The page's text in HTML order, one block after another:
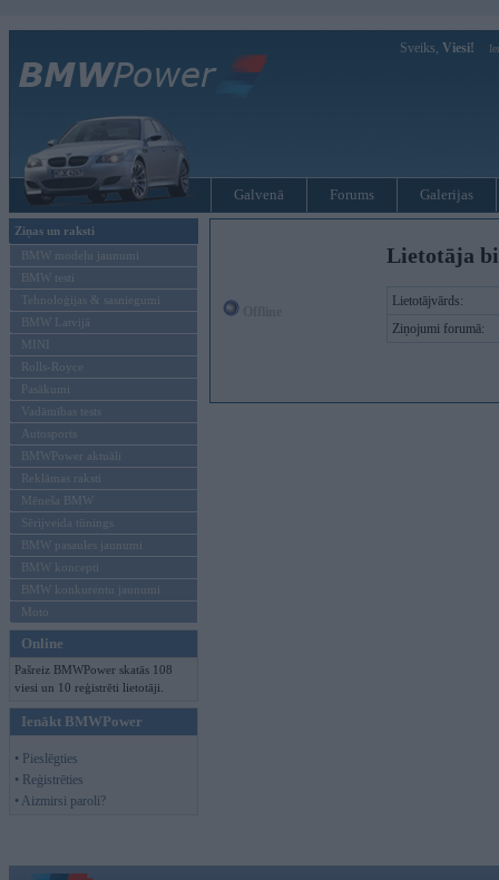
Sveiks, Viesi!
Galvenā Forums Galerijas
Ziņas un raksti
BMW modeļu jaunumi
BMW testi
Tehnoloģijas & sasniegumi
BMW Latvijā
MINI
Rolls-Royce
Pasākumi
Vadāmības tests
Autosports
BMWPower aktuāli
Reklāmas raksti
Mēneša BMW
Sērijveida tūnings
BMW pasaules jaunumi
BMW koncepti
BMW konkurentu jaunumi
Moto
Online
Pašreiz BMWPower skatās 108
viesi un 10 reģistrēti lietotāji.
Ienākt BMWPower
• Pieslēgties
• Reģistrēties
• Aizmirsi paroli?
Lietotāja
Lietotājvārds:
Ziņojumi forumā: